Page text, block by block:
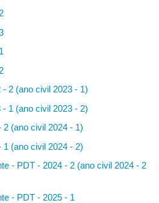
2 (ano civil 2023 - 1)
1 (ano civil 2023 - 2)
2 (ano civil 2024 - 1)
1 (ano civil 2024 - 2)
- PDT - 2024 - 2 (ano civil 2024 - 2
- PDT - 2025 - 1